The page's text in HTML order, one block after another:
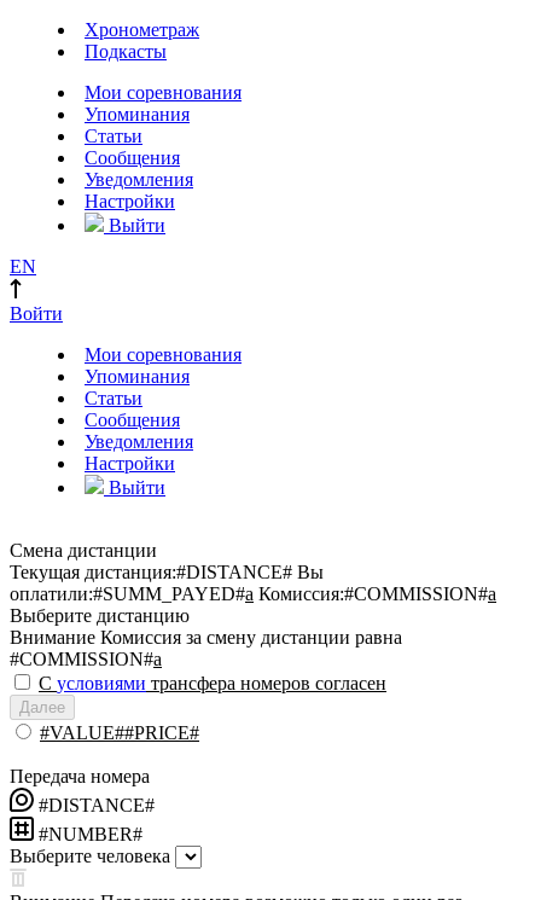
Хронометраж
Подкасты
Мои соревнования
Упоминания
Статьи
Сообщения
Уведомления
Настройки
Выйти
EN
Войти
Мои соревнования
Упоминания
Статьи
Сообщения
Уведомления
Настройки
Выйти
Смена дистанции
Текущая дистанция:#DISTANCE# Вы
оплатили:#SUMM_PAYED#a Комиссия:#COMMISSION#a
Выберите дистанцию
Внимание Комиссия за смену дистанции равна
#COMMISSION#a
С условиями трансфера номеров согласен
Далее
#VALUE##PRICE#
Передача номера
#DISTANCE#
#NUMBER#
Выберите человека